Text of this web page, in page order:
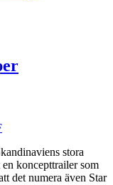
stora
en koncepttrailer som
det numera även Star